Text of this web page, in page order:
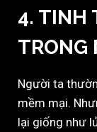
4. TINH
TRONG
Người ta
mềm mại.
lại giống như